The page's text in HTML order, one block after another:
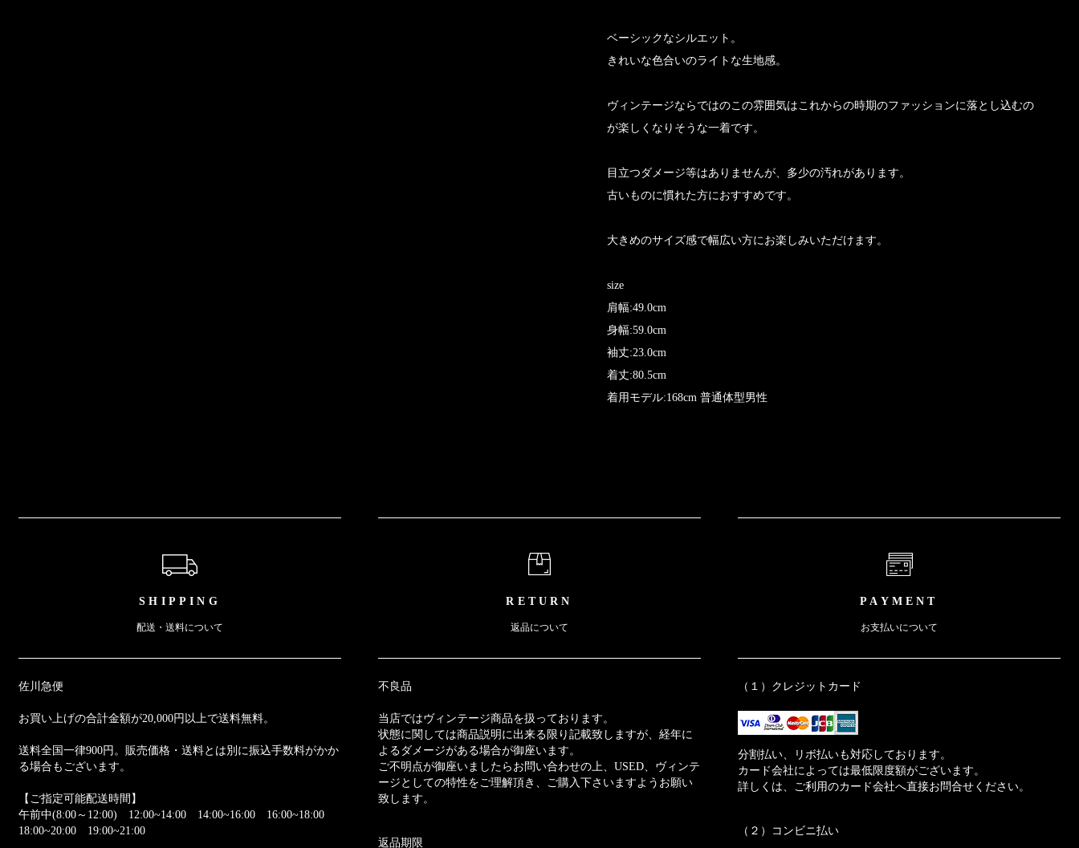
ベーシックなシルエット。
きれいな色合いのライトな生地感。
ヴィンテージならではのこの雰囲気はこれからの時期のファッションに落とし込むの
が楽しくなりそうな一着です。
目立つダメージ等はありませんが、多少の汚れがあります。
古いものに慣れた方におすすめです。
大きめのサイズ感で幅広い方にお楽しみいただけます。
size
肩幅:49.0cm
身幅:59.0cm
袖丈:23.0cm
着丈:80.5cm
着用モデル:168cm 普通体型男性
SHIPPING
配送・送料について
佐川急便
お買い上げの合計金額が20,000円以上で送料無料。
送料全国一律900円。販売価格・送料とは別に振込手数料がかか
る場合もございます。
【ご指定可能配送時間】
午前中(8:00～12:00) 12:00~14:00 14:00~16:00 16:00~18:00
18:00~20:00 19:00~21:00
RETURN
返品について
不良品
当店ではヴィンテージ商品を扱っております。
状態に関しては商品説明に出来る限り記載致しますが、経年に
よるダメージがある場合が御座います。
ご不明点が御座いましたらお問い合わせの上、USED、ヴィンテ
ージとしての特性をご理解頂き、ご購入下さいますようお願い
致します。
返品期限
PAYMENT
お支払いについて
（１）クレジットカード
分割払い、リボ払いも対応しております。
カード会社によっては最低限度額がございます。
詳しくは、ご利用のカード会社へ直接お問合せください。
（２）コンビニ払い